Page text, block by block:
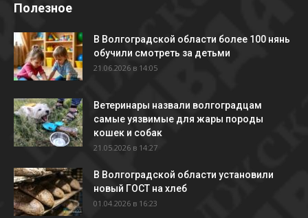
Полезное
В Волгоградской области более 100 нянь
обучили смотреть за детьми
21.06.2026 в 14:05
Ветеринары назвали волгоградцам
самые уязвимые для жары породы
кошек и собак
21.05.2026 в 14:27
В Волгоградской области установили
новый ГОСТ на хлеб
01.04.2026 в 16:23